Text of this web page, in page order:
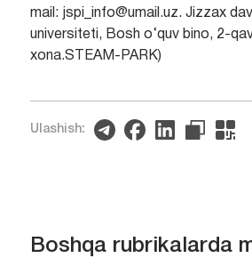
mail: jspi_info@umail.uz. Jizzax
universiteti, Bosh o‘quv bino, 2-
xona.STEAM-PARK)
Ulashish:
Boshqa rubrikalarda